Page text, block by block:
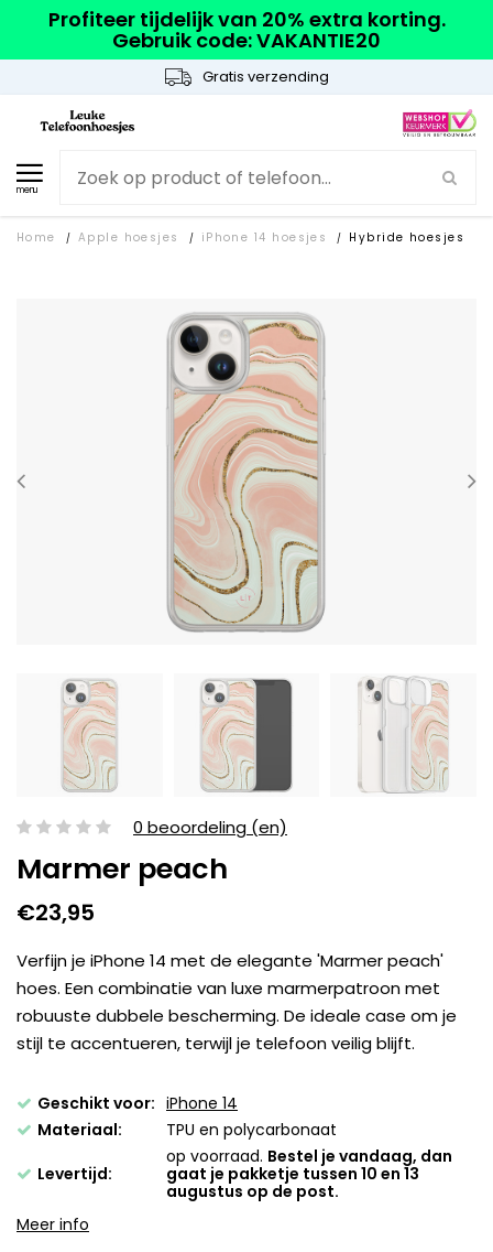
Profiteer tijdelijk van 20% extra korting.
Gebruik code: VAKANTIE20
Gratis verzending
menu
Home / Apple hoesjes / iPhone 14 hoesjes / Hybride hoesjes
0 beoordeling (en)
Marmer peach
€23,95
Verfijn je iPhone 14 met de elegante 'Marmer peach'
hoes. Een combinatie van luxe marmerpatroon met
robuuste dubbele bescherming. De ideale case om je
stijl te accentueren, terwijl je telefoon veilig blijft.
Geschikt voor: iPhone 14
Materiaal:
TPU en polycarbonaat
Levertijd:
op voorraad. Bestel je vandaag, dan
gaat je pakketje tussen 10 en 13
augustus op de post.
Meer info